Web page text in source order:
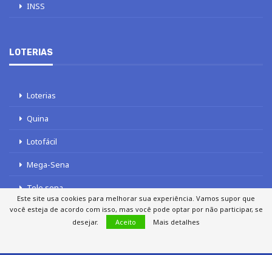
INSS
LOTERIAS
Loterias
Quina
Lotofácil
Mega-Sena
Tele sena
Este site usa cookies para melhorar sua experiência. Vamos supor que
você esteja de acordo com isso, mas você pode optar por não participar, se
desejar.
Aceito Mais detalhes